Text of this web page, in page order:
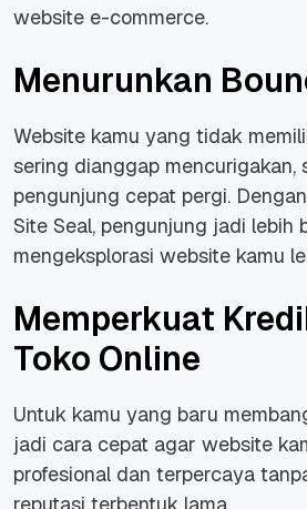
website e-commerce.
Menurunkan
Website kamu yang tidak
sering dianggap mencurigakan,
pengunjung cepat pergi.
Site Seal, pengunjung jadi lebih
mengeksplorasi website kamu
Memperkuat
Toko Online
Untuk kamu yang baru
jadi cara cepat agar website
profesional dan terpercaya
reputasi terbentuk lama.